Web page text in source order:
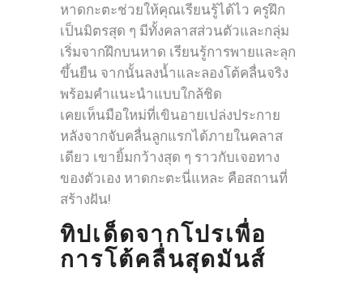
หาดกะตะช่วยให้คุณเรียนรู้ได้ไว ครูฝึก
เป็นมิตรสุด ๆ มีทั้งคลาสส่วนตัวและกลุ่ม
เริ่มจากฝึกบนหาด เรียนรู้การพายและลุก
ขึ้นยืน จากนั้นลงน้ำและลองโต้คลื่นจริง
พร้อมคำแนะนำแบบใกล้ชิด
เคยเห็นมือใหม่ที่เขินอายเปล่งประกาย
หลังจากจับคลื่นลูกแรกได้ภายในคลาส
เดียว เขายิ้มกว้างสุด ๆ ราวกับเจอทาง
ของตัวเอง หาดกะตะนี่แหละ คือสถานที่
สร้างฝัน!
ทิปเด็ดจากโปรเพื่อ
การโต้คลื่นสุดมันส์